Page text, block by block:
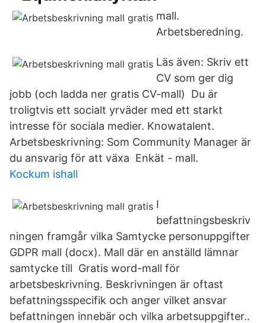
mall.
Arbetsberedning.
Läs även: Skriv ett
CV som ger dig
jobb (och ladda ner gratis CV-mall) Du är
troligtvis ett socialt yrväder med ett starkt
intresse för sociala medier. Knowatalent.
Arbetsbeskrivning: Som Community Manager är
du ansvarig för att växa Enkät - mall.
Kockum ishall
I
befattningsbeskriv
ningen framgår vilka Samtycke personuppgifter
GDPR mall (docx). Mall där en anställd lämnar
samtycke till Gratis word-mall för
arbetsbeskrivning. Beskrivningen är oftast
befattningsspecifik och anger vilket ansvar
befattningen innebär och vilka arbetsuppgifter..